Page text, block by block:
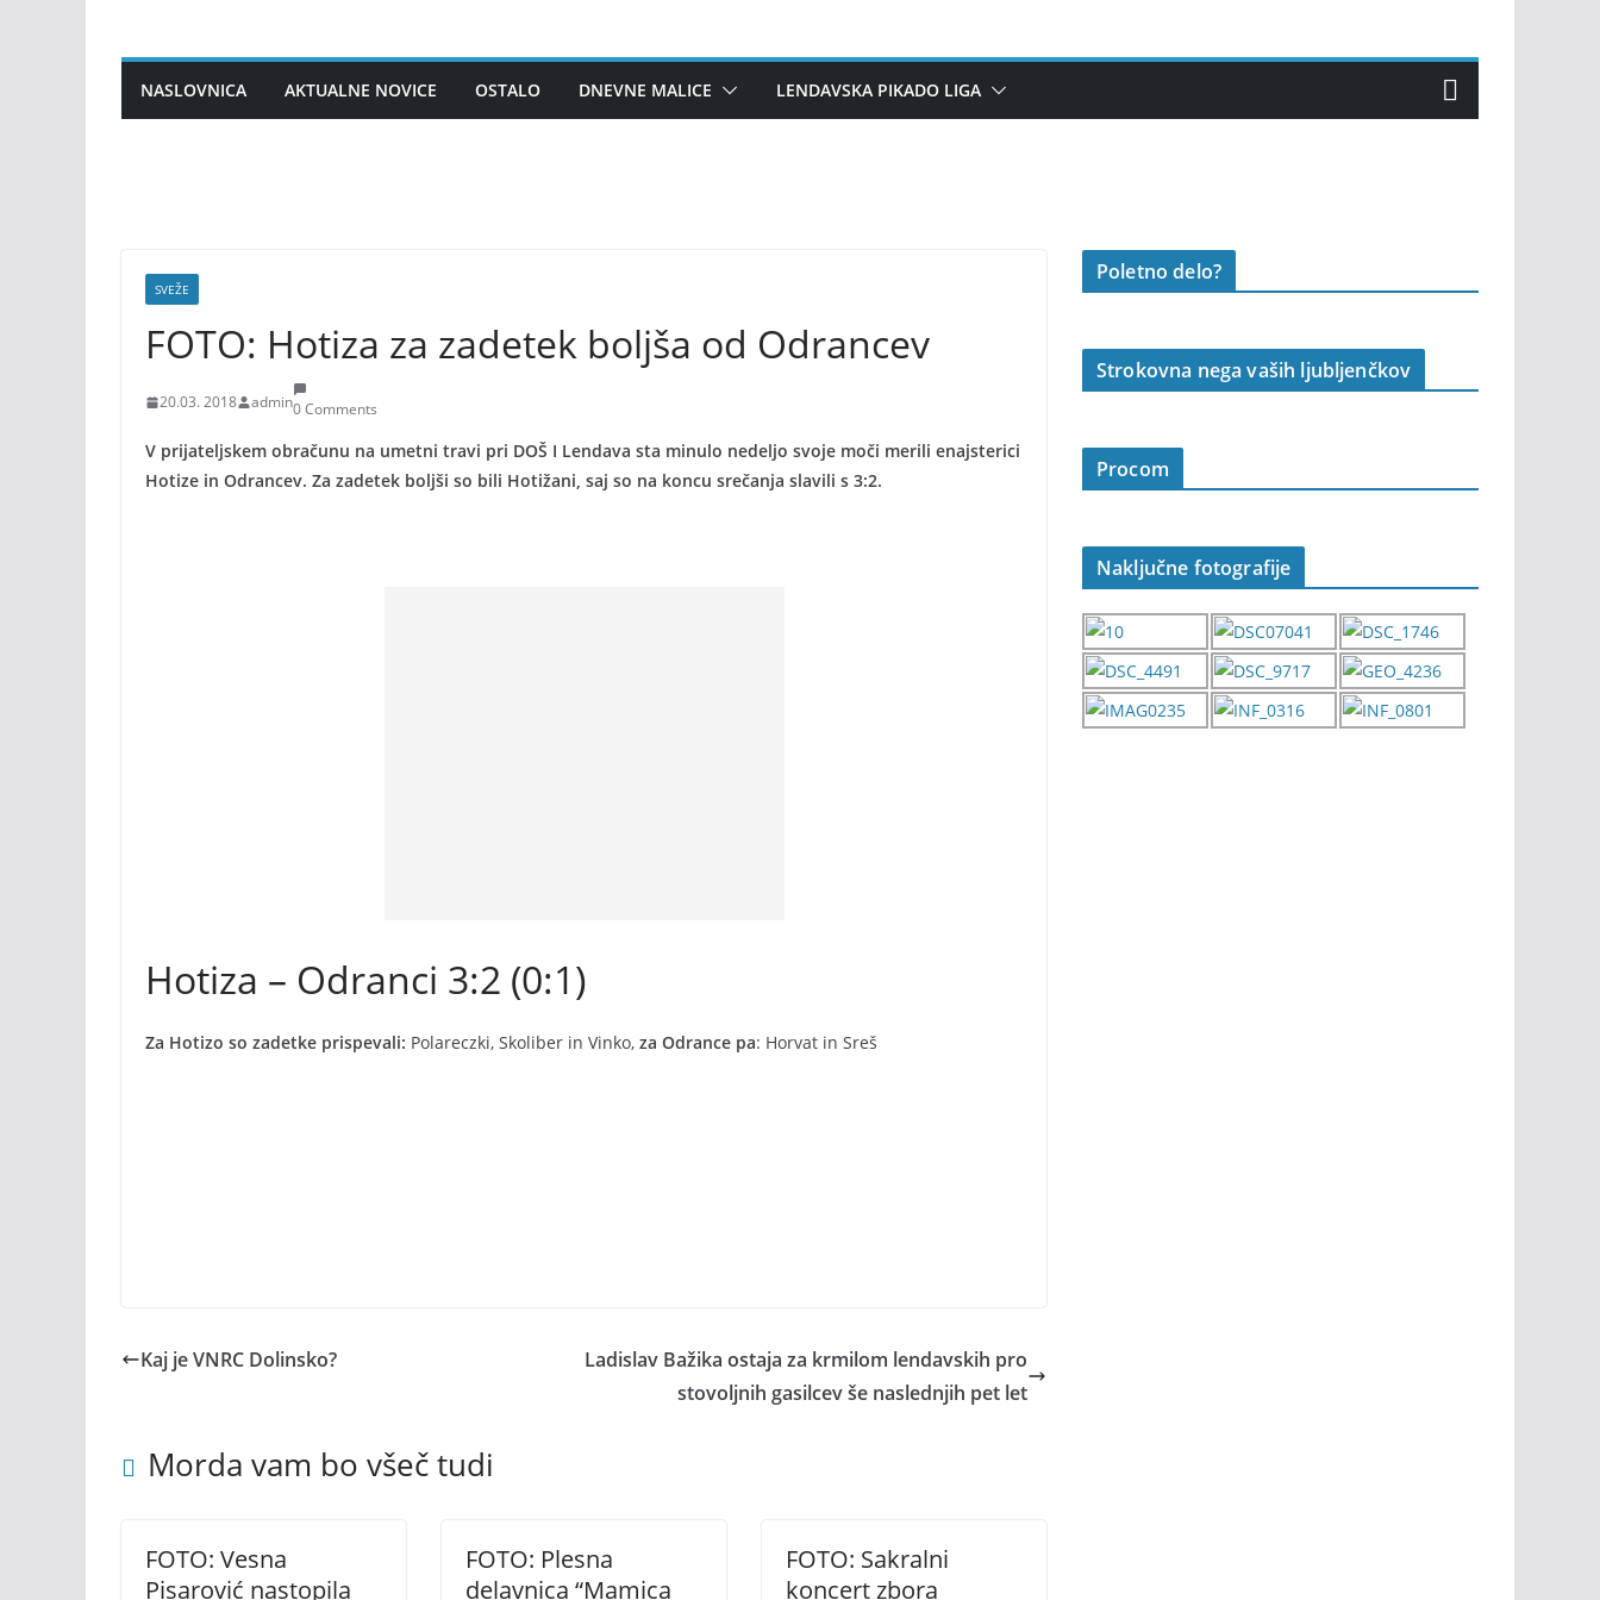
contentNASLOVNICA AKTUALNE NOVICE OSTALO DNEVNE MALICE LENDAVSKA PIKADO LIGA
SVEŽE
FOTO: Hotiza za zadetek boljša od Odrancev
20.03. 2018 admin0 Comments
V prijateljskem obračunu na umetni travi pri DOŠ I Lendava sta minulo nedeljo svoje moči merili enajsterici
Hotize in Odrancev. Za zadetek boljši so bili Hotižani, saj so na koncu srečanja slavili s 3:2.
Hotiza – Odranci 3:2 (0:1)
Za Hotizo so zadetke prispevali: Polareczki, Skoliber in Vinko, za Odrance pa: Horvat in Sreš
Kaj je VNRC Dolinsko?
Ladislav Bažika ostaja za krmilom lendavskih pro
stovoljnih gasilcev še naslednjih pet let
Morda vam bo všeč tudi
FOTO: Vesna
Pisarović nastopila
FOTO: Plesna
delavnica “Mamica
FOTO: Sakralni
koncert zbora
Poletno delo?
Strokovna nega vaših ljubljenčkov
Procom
Naključne fotografije